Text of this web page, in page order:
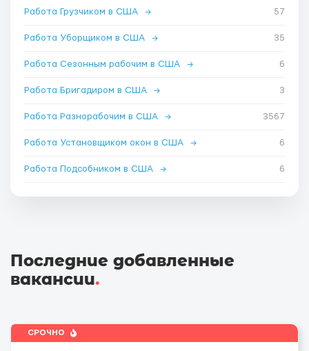
Работа Грузчиком в США → 57
Работа Уборщиком в США → 35
Работа Сезонным рабочим в США → 6
Работа Бригадиром в США → 3
Работа Разнорабочим в США → 3567
Работа Установщиком окон в США → 6
Работа Подсобником в США → 6
Последние добавленные
вакансии.
СРОЧНО